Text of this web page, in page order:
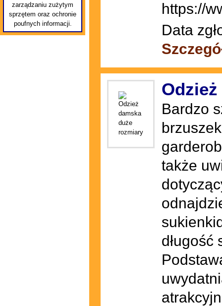
zarządzaniu zużytym
sprzętem oraz ochronie
poufnych informacji.
https://
Data
Bardzo
także
długość